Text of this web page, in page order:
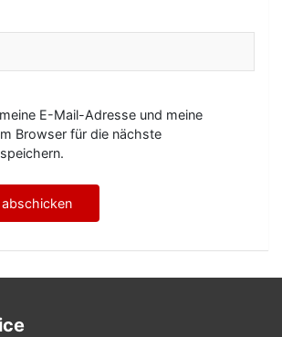
E-Mail-Adresse und meine
Browser für die nächste